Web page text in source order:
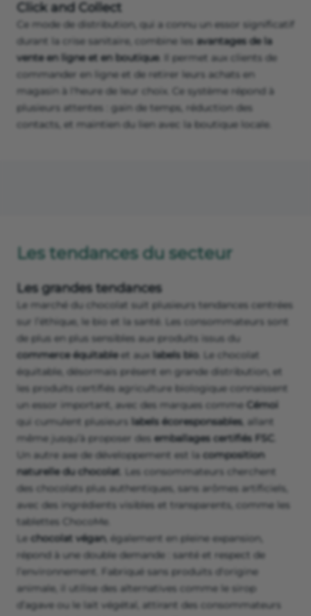
Click and Collect
Ce mode de distribution, qui a connu un essor significatif
durant la crise sanitaire, combine les avantages de la
vente en ligne et en boutique. Il permet aux clients de
commander en ligne et de retirer leurs achats en
magasin à l'heure de leur choix. Ce système répond à
plusieurs attentes : gain de temps, réduction des
contacts, et maintien du lien avec la boutique locale.
Les tendances du secteur
Les grandes tendances
Le marché du chocolat suit plusieurs tendances centrées
sur l’éthique, le bio et la santé. Les consommateurs sont
de plus en plus sensibles aux produits issus du
commerce équitableet aux labels bio . Le chocolat
équitable, désormais présent en grande distribution, et
les produits certifiés agriculture biologique connaissent
un essor important, avec des marques comme
Cémoi
qui cumulent plusieurs labels écoresponsables, allant
même jusqu’à proposer des emballages certifiés FSC
Un autre axe de développement est la composition
naturelle du chocolat . Les consommateurs cherchent
des chocolats plus authentiques, sans arômes artificiels,
avec des ingrédients visibles et transparents, comme les
tablettes ChocoMe.
Le chocolat végan, également en pleine expansion,
répond à une double demande : santé et respect de
l’environnement. Fabriqué sans produits d'origine
animale, il utilise des alternatives comme le sirop
d’agave ou le lait végétal, attirant des consommateurs